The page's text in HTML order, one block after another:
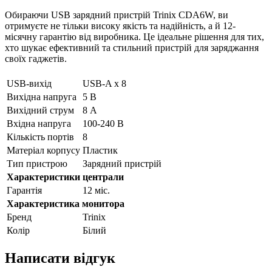
Обираючи USB зарядний пристрій Trinix CDA6W, ви
отримуєте не тільки високу якість та надійність, а й 12-
місячну гарантію від виробника. Це ідеальне рішення для тих,
хто шукає ефективний та стильний пристрій для заряджання
своїх гаджетів.
USB-вихід
USB-A x 8
Вихідна напруга
5 В
Вихідний струм
8 А
Вхідна напруга
100-240 В
Кількість портів
8
Матеріал корпусу Пластик
Тип пристрою
Зарядний пристрій
Характеристики централи
Гарантія
12 міс.
Характеристика монитора
Бренд
Trinix
Колір
Білий
Написати відгук